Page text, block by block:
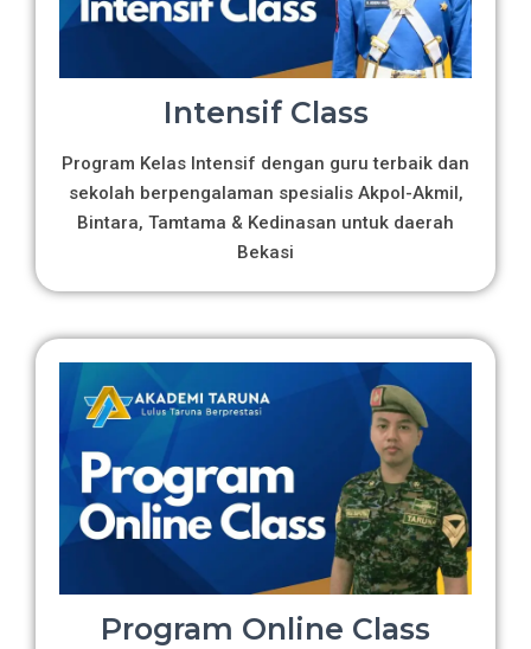
Intensif Class
Program Kelas Intensif dengan guru terbaik dan
sekolah berpengalaman spesialis Akpol-Akmil,
Bintara, Tamtama & Kedinasan untuk daerah
Bekasi
Program Online Class